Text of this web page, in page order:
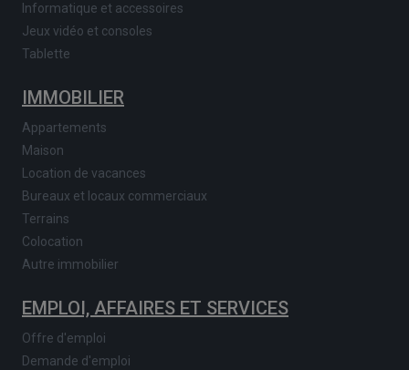
Informatique et accessoires
Jeux vidéo et consoles
Tablette
IMMOBILIER
Appartements
Maison
Location de vacances
Bureaux et locaux commerciaux
Terrains
Colocation
Autre immobilier
EMPLOI, AFFAIRES ET SERVICES
Offre d'emploi
Demande d'emploi